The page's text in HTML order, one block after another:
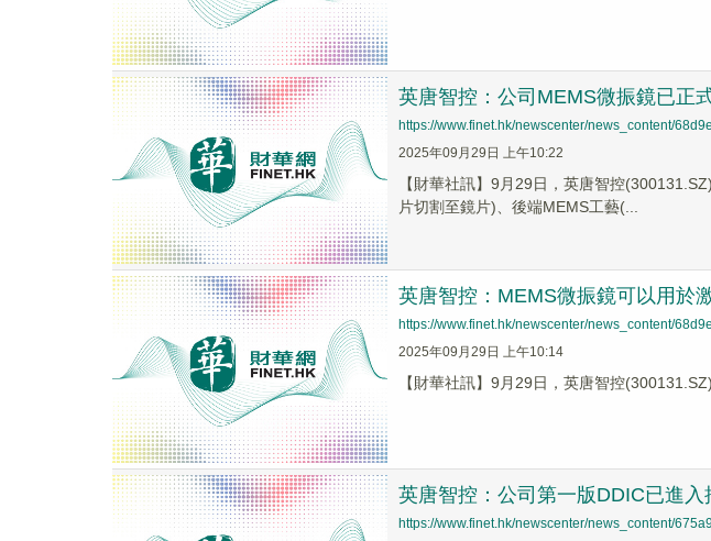
英唐智控：公司MEMS微振鏡已正
https://www.finet.hk/newscenter/news_content/
2025年09月29日 上午10:22
【財華社訊】9月29日，英唐智控
片切割至鏡片)、後端MEMS工藝(...
英唐智控：MEMS微振鏡可以用於
https://www.finet.hk/newscenter/news_content/
2025年09月29日 上午10:14
【財華社訊】9月29日，英唐智控
英唐智控：公司第一版DDIC已進
https://www.finet.hk/newscenter/news_content/